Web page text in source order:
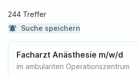
244 Treffer
notifications_active Suche speichern
Facharzt Anästhesie m/w/d
im ambulanten Operationszentrum